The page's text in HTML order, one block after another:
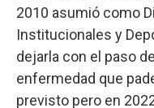
2010 asumió como
Institucionales y
dejarla con el paso
enfermedad que
previsto pero en